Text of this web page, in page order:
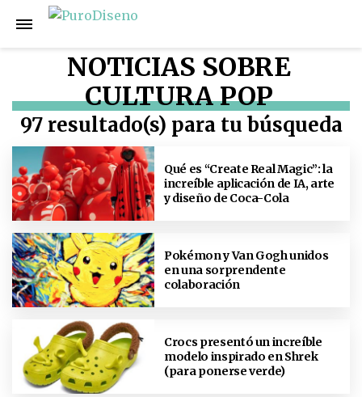
NOTICIAS SOBRE
CULTURA POP
97 resultado(s) para tu búsqueda
Qué es “Create Real Magic”: la
increíble aplicación de IA, arte
y diseño de Coca-Cola
Pokémon y Van Gogh unidos
en una sorprendente
colaboración
Crocs presentó un increíble
modelo inspirado en Shrek
(para ponerse verde)